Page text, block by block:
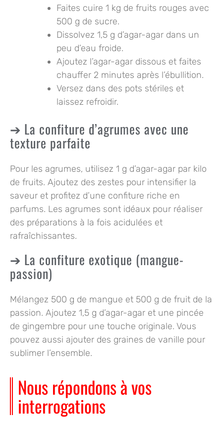
Faites cuire 1 kg de fruits rouges avec
500 g de sucre.
Dissolvez 1,5 g d’agar-agar dans un
peu d’eau froide.
Ajoutez l’agar-agar dissous et faites
chauffer 2 minutes après l’ébullition.
Versez dans des pots stériles et
laissez refroidir.
La confiture d’agrumes avec une
texture parfaite
Pour les agrumes, utilisez 1 g d’agar-agar par kilo
de fruits. Ajoutez des zestes pour intensifier la
saveur et profitez d’une confiture riche en
parfums. Les agrumes sont idéaux pour réaliser
des préparations à la fois acidulées et
rafraîchissantes.
La confiture exotique (mangue-
passion)
Mélangez 500 g de mangue et 500 g de fruit de la
passion. Ajoutez 1,5 g d’agar-agar et une pincée
de gingembre pour une touche originale. Vous
pouvez aussi ajouter des graines de vanille pour
sublimer l’ensemble.
Nous répondons à vos
interrogations